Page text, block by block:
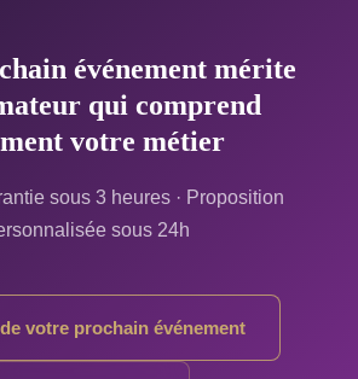
événement mérite
qui comprend
votre métier
sous 3 heures · Proposition
sous 24h
votre prochain événement